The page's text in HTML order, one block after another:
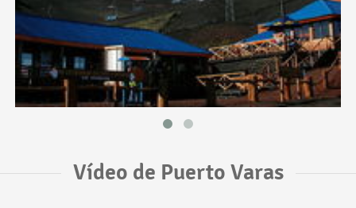
Vídeo de Puerto Varas